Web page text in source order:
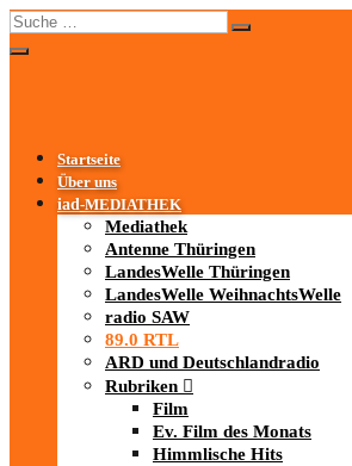
Startseite
Über uns
iad-MEDIATHEK
Mediathek
Antenne Thüringen
LandesWelle Thüringen
LandesWelle WeihnachtsWelle
radio SAW
89.0 RTL
ARD und Deutschlandradio
Rubriken
Film
Ev. Film des Monats
Himmlische Hits